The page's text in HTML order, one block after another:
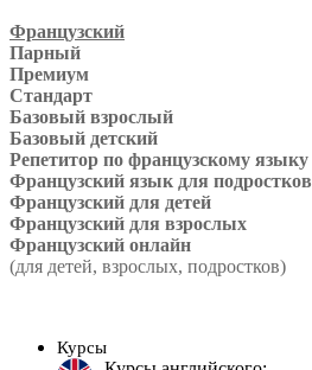
Французский
Парный
Премиум
Стандарт
Базовый взрослый
Базовый детский
Репетитор по французскому языку
Французский язык для подростков
Французский для детей
Французский для взрослых
Французский онлайн
(для детей, взрослых, подростков)
Курсы